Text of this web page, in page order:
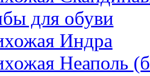
для обуви
Индра
Неаполь